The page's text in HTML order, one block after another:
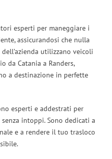
esperti per maneggiare i
assicurandosi che nulla
utilizzano veicoli
da Catania a Randers,
a destinazione in perfette
esperti e addestrati per
intoppi. Sono dedicati a
e a rendere il tuo trasloco